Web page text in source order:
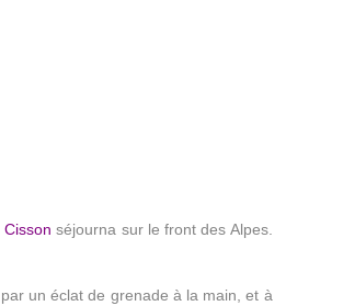
séjourna sur le front des Alpes.
un éclat de grenade à la main, et à